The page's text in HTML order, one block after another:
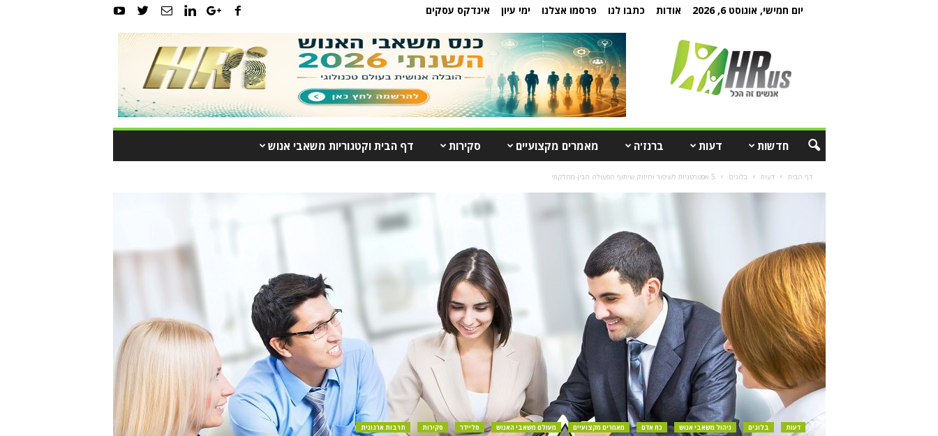
יום חמישי, אוגוסט 6, 2026 אודות כתבו לנו פרסמו אצלנו ימי עיון אינדקס עסקים
חדשות דעות ברנז'ה מאמרים מקצועיים סקירות דף הבית וקטגוריות משאבי אנוש
דף הבית דעות בלוגים 5 אסטרטגיות לשיפור וחיזוק שיתוף הפעולה הבין-מחלקתי
דעות בלוגים ניהול משאבי אנוש כח אדם מאמרים מקצועיים מעולם משאבי האנוש סליידר סקירות תרבות ארגונית